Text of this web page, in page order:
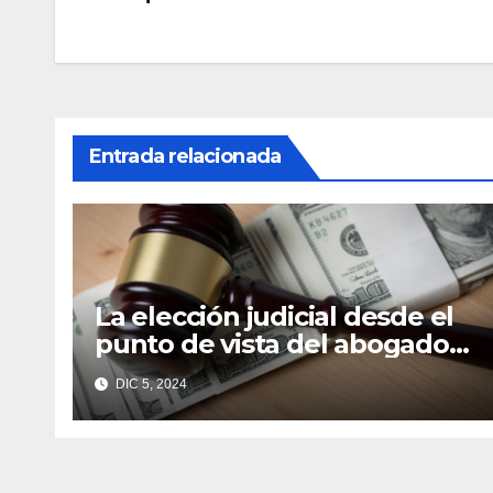
entradas
Entrada relacionada
La elección judicial desde el
punto de vista del abogado
Edgar Galindo Macedo
DIC 5, 2024